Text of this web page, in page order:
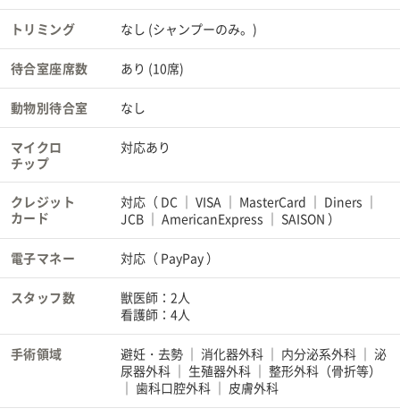
トリミング なし (シャンプーのみ。)
待合室座席数 あり (10席)
動物別待合室 なし
マイクロ
チップ
対応あり
クレジット
カード
対応（ DC VISA MasterCard
Diners
JCB
AmericanExpress SAISON ）
電子マネー 対応（ PayPay）
スタッフ数
獣医師：2人
看護師：4人
手術領域 避妊・去勢 消化器外科 内分泌系外科
泌
尿器外科
生殖器外科
整形外科（骨折等）
歯科口腔外科
皮膚外科